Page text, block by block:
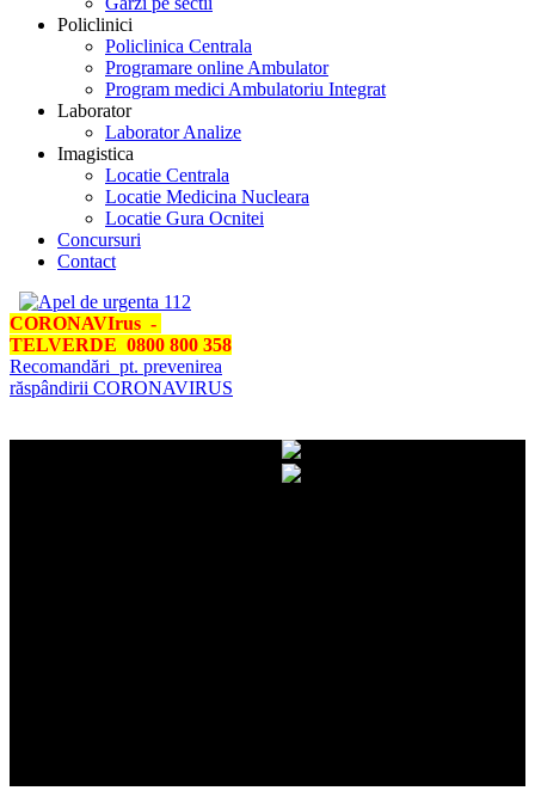
Policlinici
Policlinica Centrala
Programare online Ambulator
Program medici Ambulatoriu Integrat
Laborator
Laborator Analize
Imagistica
Locatie Centrala
Locatie Medicina Nucleara
Locatie Gura Ocnitei
Concursuri
Contact
CORONAVIrus -
TELVERDE 0800 800 358
Recomandări pt. prevenirea
răspândirii CORONAVIRUS